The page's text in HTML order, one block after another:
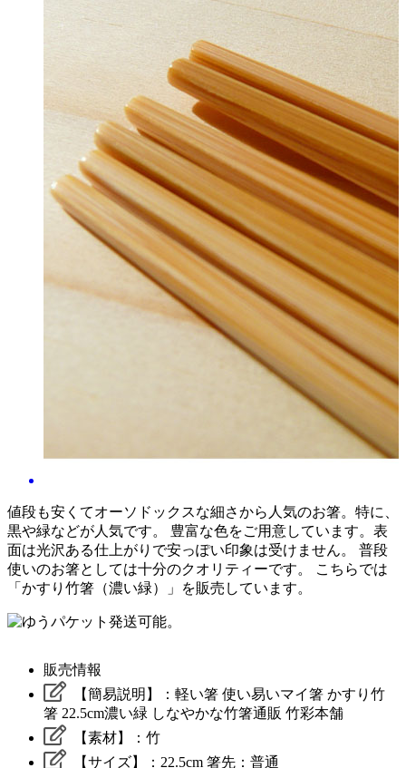
値段も安くてオーソドックスな細さから人気のお箸。特に、
黒や緑などが人気です。 豊富な色をご用意しています。表
面は光沢ある仕上がりで安っぽい印象は受けません。 普段
使いのお箸としては十分のクオリティーです。 こちらでは
「かすり竹箸（濃い緑）」を販売しています。
販売情報
【簡易説明】： 軽い箸 使い易いマイ箸 かすり竹
箸 22.5cm濃い緑 しなやかな竹箸通販 竹彩本舗
【素材】：竹
【サイズ】：22.5cm 箸先：普通